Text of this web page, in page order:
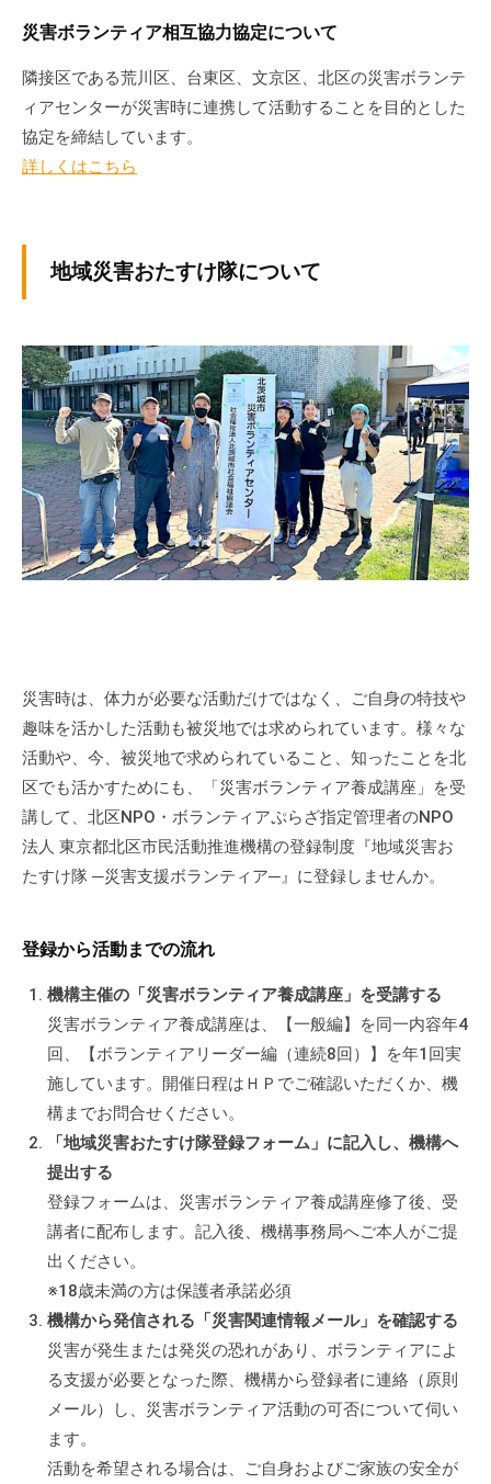
災害ボランティア相互協力協定について
隣接区である荒川区、台東区、文京区、北区の災害ボランテ
ィアセンターが災害時に連携して活動することを目的とした
協定を締結しています。
詳しくはこちら
地域災害おたすけ隊について
災害時は、体力が必要な活動だけではなく、ご自身の特技や
趣味を活かした活動も被災地では求められています。様々な
活動や、今、被災地で求められていること、知ったことを北
区でも活かすためにも、「災害ボランティア養成講座」を受
講して、北区NPO・ボランティアぷらざ指定管理者のNPO
法人 東京都北区市民活動推進機構の登録制度『地域災害お
たすけ隊 ─災害支援ボランティア─』に登録しませんか。
登録から活動までの流れ
機構主催の「災害ボランティア養成講座」を受講する
災害ボランティア養成講座は、【一般編】を同一内容年4
回、【ボランティアリーダー編（連続8回）】を年1回実
施しています。開催日程はＨＰでご確認いただくか、機
構までお問合せください。
「地域災害おたすけ隊登録フォーム」に記入し、機構へ
提出する
登録フォームは、災害ボランティア養成講座修了後、受
講者に配布します。記入後、機構事務局へご本人がご提
出ください。
※18歳未満の方は保護者承諾必須
機構から発信される「災害関連情報メール」を確認する
災害が発生または発災の恐れがあり、ボランティアによ
る支援が必要となった際、機構から登録者に連絡（原則
メール）し、災害ボランティア活動の可否について伺い
ます。
活動を希望される場合は、ご自身およびご家族の安全が